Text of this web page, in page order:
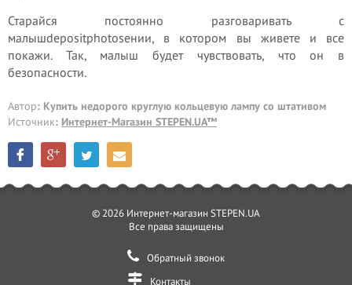
Старайся постоянно разговаривать с
малышdepositphotosении, в котором вы живете и все
покажи. Так, малыш будет чувствовать, что он в
безопасности.
Автор: Купить недорого круглую кольцевую лампу со штативом
Источник: Интернет-Магазин STEPEN.UA™
© 2026 Интернет-магазин STEPEN.UA
Все права защищены
Обратный звонок
Контакты